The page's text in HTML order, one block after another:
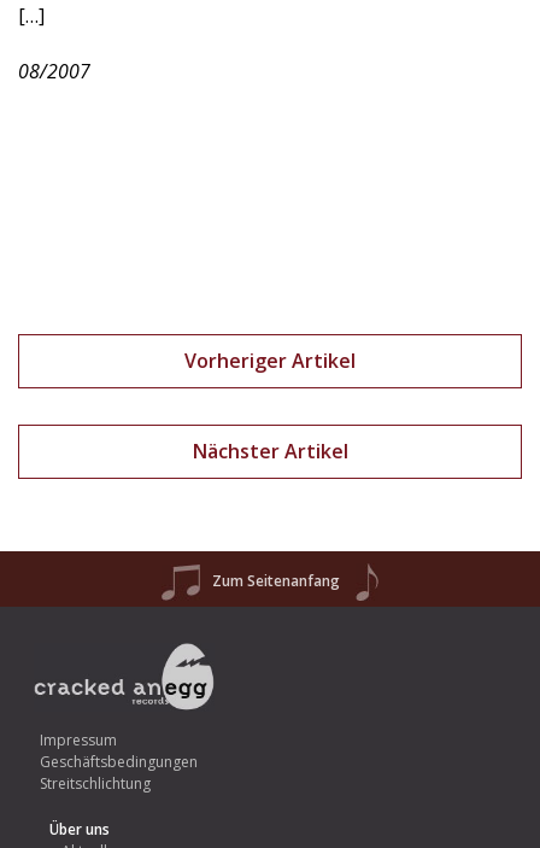
[…]
08/2007
Vorheriger Artikel
Nächster Artikel
Zum Seitenanfang
Impressum
Geschäftsbedingungen
Streitschlichtung
Über uns